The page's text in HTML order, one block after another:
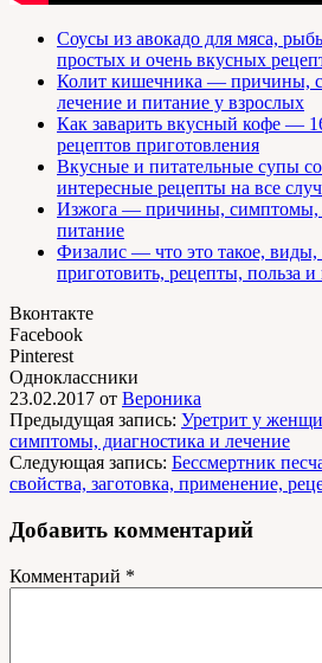
Соусы из авокадо для мяса,
простых и очень вкусных
Колит кишечника — причины,
лечение и питание у взрослых
Как заварить вкусный кофе —
рецептов приготовления
Вкусные и питательные супы
интересные рецепты на все
Изжога — причины, симптомы,
питание
Физалис — что это такое, виды,
приготовить, рецепты, польза и
Вконтакте
Facebook
Pinterest
Одноклассники
23.02.2017 от Вероника
Предыдущая запись: Уретрит у
симптомы, диагностика и лечение
Следующая запись: Бессмертник
свойства, заготовка, применение,
Добавить комментарий
Комментарий *